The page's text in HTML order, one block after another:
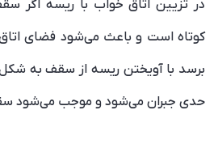
در تزیین اتاق خواب با ریسه اگر
کوتاه است و باعث می‌شود فضای اتاق
برسد با آویختن ریسه از سقف به شکل
حدی جبران می‌‌شود و موجب می‌شود